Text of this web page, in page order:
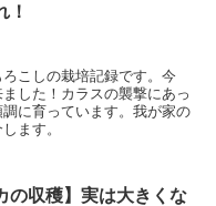
！
こしの栽培記録です。今
した！カラスの襲撃にあっ
に育っています。我が家の
ます。
の収穫】実は大きくな